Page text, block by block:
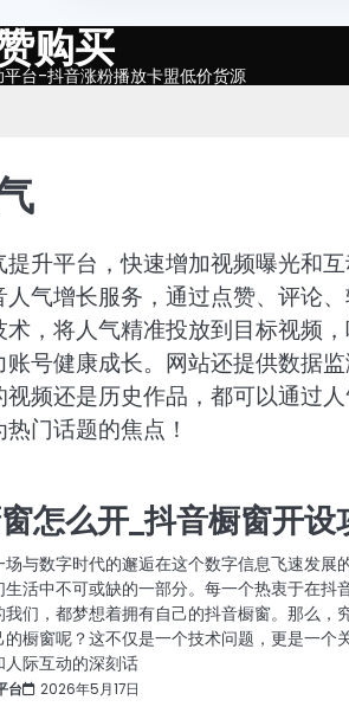
购买
台-抖音涨粉播放卡盟低价货源
升平台，快速增加视频曝光和
气增长服务，通过点赞、评论
术，将人气精准投放到目标视频
号健康成长。网站还提供数据
频还是历史作品，都可以通过
门话题的焦点！
怎么开_抖音橱窗开设
与数字时代的邂逅在这个数字信息飞速发展
活中不可或缺的一部分。每一个热衷于在抖
我们，都梦想着拥有自己的抖音橱窗。那么，
橱窗呢？这不仅是一个技术问题，更是一个
际互动的深刻话
台 2026年5月17日